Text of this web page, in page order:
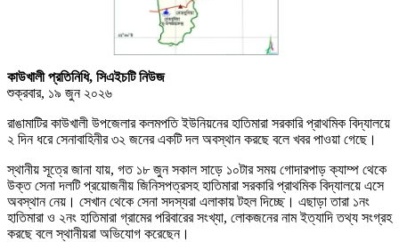
কাউখালী প্রতিনিধি, সিএইচটি নিউজ
শুক্রবার, ১৯ জুন ২০২৬
রাঙামাটির কাউখালী উপজেলার কলমপতি ইউনিয়নের হাতিমারা সরকারি প্রাথমিক বিদ্যালয়ে
২ দিন ধরে সেনাবাহিনীর ৩২ জনের একটি দল অবস্থান করছে বলে খবর পাওয়া গেছে।
স্থানীয় সূত্রে জানা যায়, গত ১৮ জুন সকাল সাড়ে ১০টার সময় গোদারপাড় ক্যাম্প থেকে
উক্ত সেনা দলটি প্রয়োজনীয় জিনিসপত্রসহ হাতিমারা সরকারি প্রাথমিক বিদ্যালয়ে এসে
অবস্থান নেয়। সেখান থেকে সেনা সদস্যরা এলাকায় টহল দিচ্ছে। এছাড়া তারা ১নং
হাতিমারা ও ২নং হাতিমারা গ্রামের পরিবারের সংখ্যা, লোকজনের নাম ইত্যাদি তথ্য সংগ্রহ
করছে বলে স্থানীয়রা অভিযোগ করেছেন।